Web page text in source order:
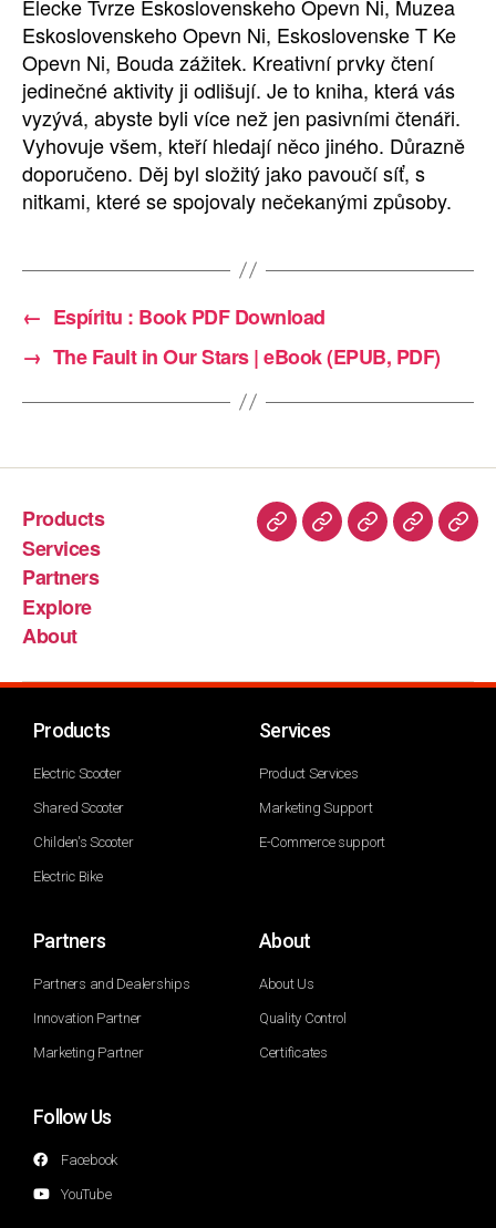
Elecke Tvrze Eskoslovenskeho Opevn Ni, Muzea
Eskoslovenskeho Opevn Ni, Eskoslovenske T Ke
Opevn Ni, Bouda zážitek. Kreativní prvky čtení
jedinečné aktivity ji odlišují. Je to kniha, která vás
vyzývá, abyste byli více než jen pasivními čtenáři.
Vyhovuje všem, kteří hledají něco jiného. Důrazně
doporučeno. Děj byl složitý jako pavoučí síť, s
nitkami, které se spojovaly nečekanými způsoby.
← Espíritu : Book PDF Download
→ The Fault in Our Stars | eBook (EPUB, PDF)
Products
Services
Partners
Explore
About
Products
Electric Scooter
Shared Scooter
Childen's Scooter
Electric Bike
Services
Product Services
Marketing Support
E-Commerce support
Partners
Partners and Dealerships
Innovation Partner
Marketing Partner
About
About Us
Quality Control
Certificates
Follow Us
Facebook
YouTube